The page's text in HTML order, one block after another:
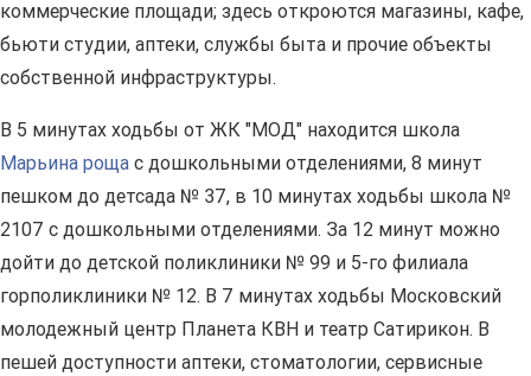
коммерческие площади; здесь откроются магазины, кафе,
бьюти студии, аптеки, службы быта и прочие объекты
собственной инфраструктуры.
В 5 минутах ходьбы от ЖК "МОД" находится школа
Марьина роща с дошкольными отделениями, 8 минут
пешком до детсада № 37, в 10 минутах ходьбы школа №
2107 с дошкольными отделениями. За 12 минут можно
дойти до детской поликлиники № 99 и 5-го филиала
горполиклиники № 12. В 7 минутах ходьбы Московский
молодежный центр Планета КВН и театр Сатирикон. В
пешей доступности аптеки, стоматологии, сервисные